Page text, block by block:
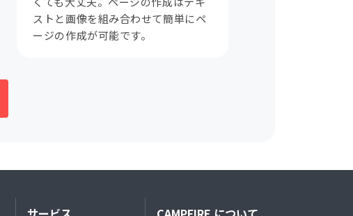
ストと画像を組み合わせて簡単にペ
ージの作成が可能です。